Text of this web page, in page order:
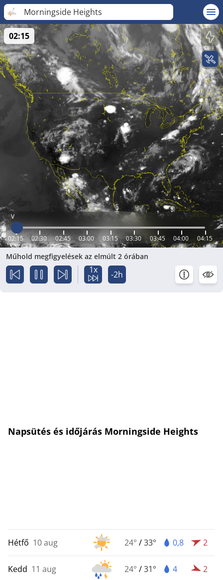
Morningside Heights
V
02:15 02:30 02:45 03:00 03:15 03:30 03:45 04:00 04:15
02:15
Műhold megfigyelések az elmúlt 2 órában
1x -2h
Napsütés és időjárás Morningside Heights
Hétfő 10 aug 24° /33° 0,8 2
Kedd 11 aug 24° /31° 4 2